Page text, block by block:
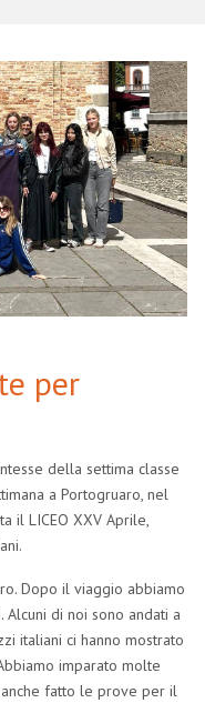
per
della settima classe
a Portogruaro, nel
il LICEO XXV Aprile,
Dopo il viaggio abbiamo
di noi sono andati a
italiani ci hanno mostrato
imparato molte
fatto le prove per il